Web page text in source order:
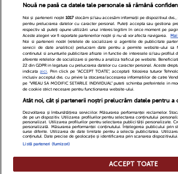
Echipa Editoriala Newsletter
Cariere
Cookies
Politica de
DivaHair Cosmetics
Termeni si conditii
Nouă ne pasă ca datele tale personale să rămână
Noi și partenerii noștri 1017stocăm și/sau accesăm informații pe dispozitivul
pentru prelucrarea datelor cu caracter personal. Puteți accepta sau gestiona
respectiv vă puteți opune utilizării unui interes legitim în orice moment pe
Aceste alegeri vor fi raportate partenerilor noștri și nu vă vor afecta navigarea.
Noi si partenerii nostri (retelele de socializare si agentiile de publicitate
servicii de date analitice) prelucram date pentru a permite website-ului sa
continutul si anunturile publicitare afisate in functie de interesele si/sau profilul
aferente retelelor de socializare si pentru a analiza traficul pe website.
22 din GDPR in legatura cu prelucrarea datelor cu caracter personal. Aceste
indicataaici. Prin click pe “ACCEPT TOATE”, acceptati folosirea tuturor
inclusiv acceptul dvs. cu privire la stocarea/accesarea informatiilor de catre
pe “VREAU SA MODIFIC SETARILE INDIVIDUAL” puteti schimba preferintele in
de cookie strict necesare pentru functionarea website-ului.
Atât noi, cât și partenerii noștri prelucrăm datele pentru a
Dezvoltarea și îmbunătățirea serviciilor. Măsurarea performanței reclamelor.
de pe un dispozitiv. Utilizarea profilurilor pentru selectarea conținutului
personalizat. Utilizarea profilurilor pentru selectarea publicității personalizate.
personalizată. Măsurarea performanței conținutului. Înțelegerea publicului prin
surse diferite. Utilizarea de date limitate pentru a selecta publicitatea.
conținutul. Date precise de geolocație și identificarea prin scanarea dispozitivului.
Listă parteneri (furnizori)
ACCEPT TOATE